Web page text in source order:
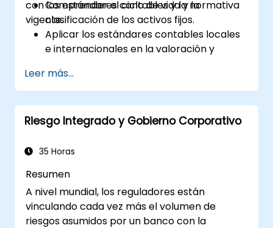
con los estándares contables y la normativa
vigente.
Comprender el ciclo de vida y la
clasificación de los activos fijos.
Aplicar los estándares contables locales
e internacionales en la valoración y
Gestionar los activos fijos con controles
adecuados, herramientas y
procedimientos.
Cumplir con los marcos legales y
reporte de activos.
Leer más...
Riesgo Integrado y Gobierno Corporativo
35 Horas
Resumen
A nivel mundial, los reguladores están
vinculando cada vez más el volumen de
riesgos asumidos por un banco con la